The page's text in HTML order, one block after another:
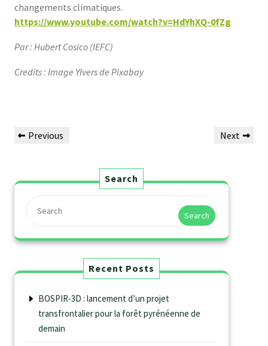
changements climatiques.
https://www.youtube.com/watch?v=HdYhXQ-0fZg
Par : Hubert Cosico (IEFC)
Credits : Image Ylvers de Pixabay
Previous Next
Search
Search
Recent Posts
BOSPIR-3D : lancement d’un projet
transfrontalier pour la forêt pyrénéenne de
demain